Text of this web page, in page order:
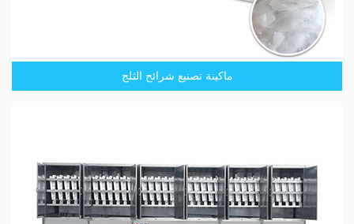
ماكينة تصنيع شرائح الثلج